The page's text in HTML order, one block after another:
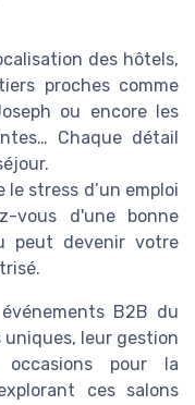
des hôtels,
proches comme
ou encore les
Chaque détail
le stress d’un emploi
vous d'une bonne
peut devenir votre
B2B du
leur gestion
pour la
ces salons